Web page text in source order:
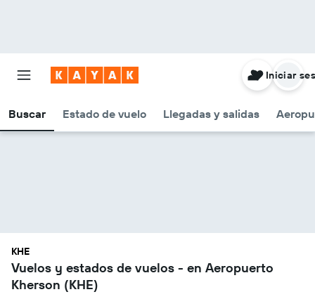
Buscar Estado de vuelo Llegadas y salidas
Iniciar
KHE
Vuelos y estados de vuelos - en Aeropuerto
Kherson (KHE)